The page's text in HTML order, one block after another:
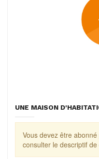
UNE MAISON
Vous devez être
consulter le descriptif